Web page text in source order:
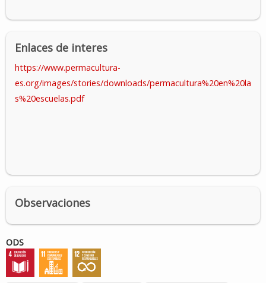
Enlaces de interes
https://www.permacultura-
es.org/images/stories/downloads/permacultura%20en%20la
s%20escuelas.pdf
Observaciones
ODS